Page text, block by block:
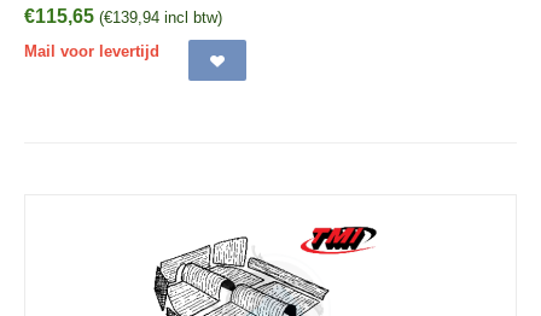
€115,65 (€139,94 incl btw)
Mail voor levertijd